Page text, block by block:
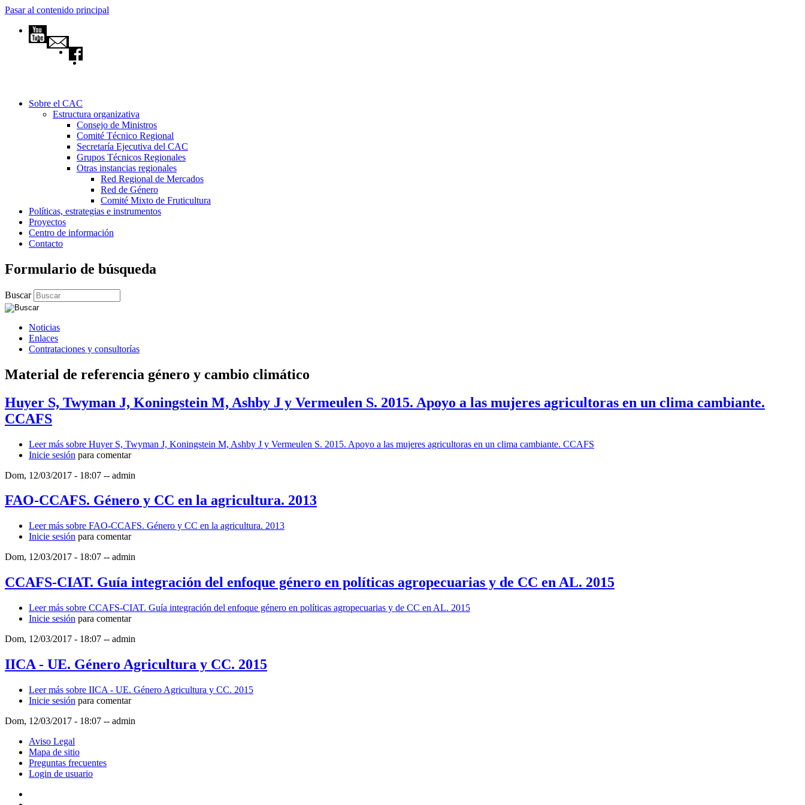
Pasar al contenido principal
Sobre el CAC
Estructura organizativa
Consejo de Ministros
Comité Técnico Regional
Secretaría Ejecutiva del CAC
Grupos Técnicos Regionales
Otras instancias regionales
Red Regional de Mercados
Red de Género
Comité Mixto de Fruticultura
Políticas, estrategias e instrumentos
Proyectos
Centro de información
Contacto
Formulario de búsqueda
Buscar
Noticias
Enlaces
Contrataciones y consultorías
Material de referencia género y cambio climático
Huyer S, Twyman J, Koningstein M, Ashby J y Vermeulen S. 2015. Apoyo a las mujeres agricultoras en un clima cambiante.
CCAFS
Leer más sobre Huyer S, Twyman J, Koningstein M, Ashby J y Vermeulen S. 2015. Apoyo a las mujeres agricultoras en un clima cambiante. CCAFS
Inicie sesión para comentar
Dom, 12/03/2017 - 18:07 -- admin
FAO-CCAFS. Género y CC en la agricultura. 2013
Leer más sobre FAO-CCAFS. Género y CC en la agricultura. 2013
Inicie sesión para comentar
Dom, 12/03/2017 - 18:07 -- admin
CCAFS-CIAT. Guía integración del enfoque género en políticas agropecuarias y de CC en AL. 2015
Leer más sobre CCAFS-CIAT. Guía integración del enfoque género en políticas agropecuarias y de CC en AL. 2015
Inicie sesión para comentar
Dom, 12/03/2017 - 18:07 -- admin
IICA - UE. Género Agricultura y CC. 2015
Leer más sobre IICA - UE. Género Agricultura y CC. 2015
Inicie sesión para comentar
Dom, 12/03/2017 - 18:07 -- admin
Aviso Legal
Mapa de sitio
Preguntas frecuentes
Login de usuario